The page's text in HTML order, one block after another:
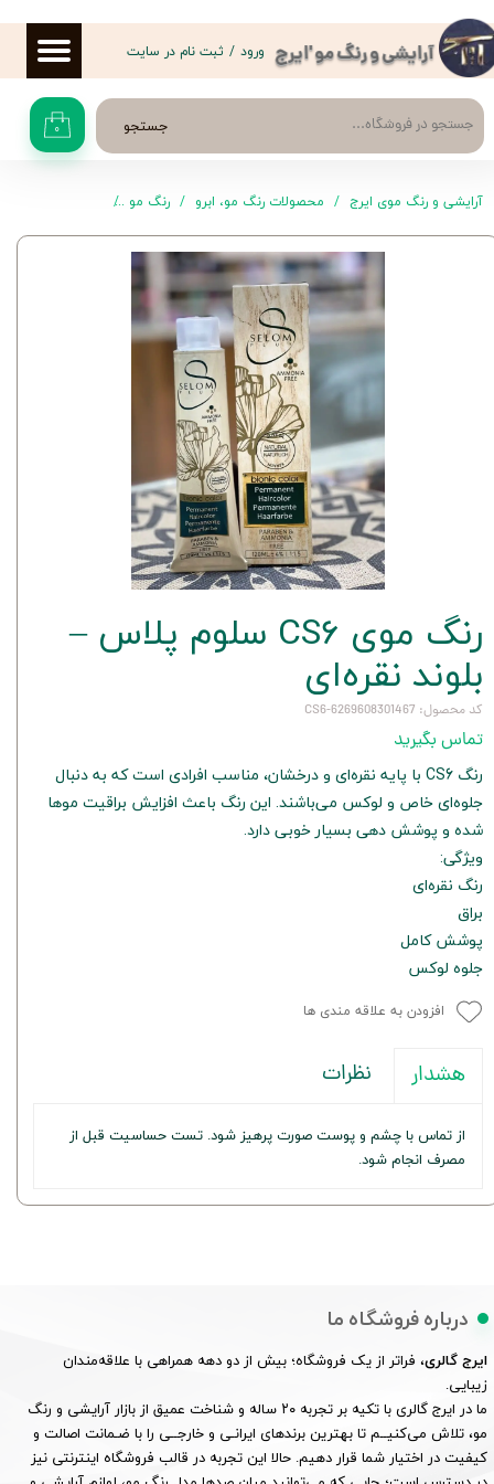
آرایشی و رنگ مو 'ایرج
جستجو ۰
ورود / ثبت نام در سایت
حساب کاربری من
تغییر گذر واژه
سفارشات
خروج از حساب کاربری
آرایشی و رنگ موی ایرج محصولات رنگ مو، ابرو رنگ مو
رنگ موی CS6 سلوم پلاس –
بلوند نقره‌ای
کد محصول: 6269608301467-CS6
تماس بگیرید
رنگ CS6 با پایه نقره‌ای و درخشان، مناسب افرادی است که به دنبال
جلوه‌ای خاص و لوکس می‌باشند. این رنگ باعث افزایش براقیت موها
شده و پوشش دهی بسیار خوبی دارد.
ویژگی:
رنگ نقره‌ای
براق
پوشش کامل
جلوه لوکس
افزودن به علاقه مندی ها
هشدار نظرات
از تماس با چشم و پوست صورت پرهیز شود. تست حساسیت قبل از
مصرف انجام شود.
درباره فروشگاه ما
ایرج گالری، فراتر از یک فروشگاه؛ بیش از دو دهه همراهی با علاقه‌مندان
زیبایی.
ما در ایرج گالری با تکیه بر تجربه ۲۰ ساله و شناخت عمیق از بازار آرایشی و رنگ
مو، تلاش می‌کنیــم تا بهترین برندهای ایرانـی و خارجــی را با ضـمانت اصالت و
کیفیت در اختیار شما قرار دهیم. حالا این تجربه در قالب فروشگاه اینترنتی نیز